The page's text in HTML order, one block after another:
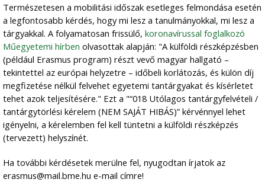
Természetesen a mobilitási időszak esetleges felmondása esetén
a legfontosabb kérdés, hogy mi lesz a tanulmányokkal, mi lesz a
tárgyakkal. A folyamatosan frissülő, koronavírussal foglalkozó
Műegyetemi hírben olvasottak alapján: "A külföldi részképzésben
(például Erasmus program) részt vevő magyar hallgató –
tekintettel az európai helyzetre – időbeli korlátozás, és külön díj
megfizetése nélkül felvehet egyetemi tantárgyakat és kísérletet
tehet azok teljesítésére." Ezt a "“018 Utólagos tantárgyfelvételi /
tantárgytörlési kérelem (NEM SAJÁT HIBÁS)” kérvénnyel lehet
igényelni, a kérelemben fel kell tüntetni a külföldi részképzés
(tervezett) helyszínét.
Ha további kérdésetek merülne fel, nyugodtan írjatok az
erasmus@mail.bme.hu e-mail címre!